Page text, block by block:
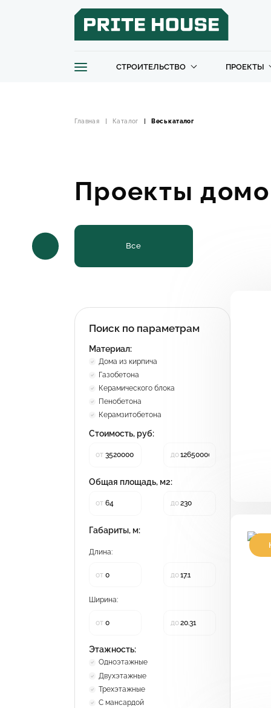
СТРОИТЕЛЬСТВО ПРОЕКТЫ
Главная Каталог Весь каталог
Проекты
Все
Поиск по параметрам
Материал:
Дома из кирпича
Газобетона
Керамического блока
Пенобетона
Керамзитобетона
Стоимость, руб:
от до
Общая площадь, м2:
от до
Габариты, м:
Длина:
от до
Ширина:
от до
Этажность:
Одноэтажные
Двухэтажные
Трехэтажные
С мансардой